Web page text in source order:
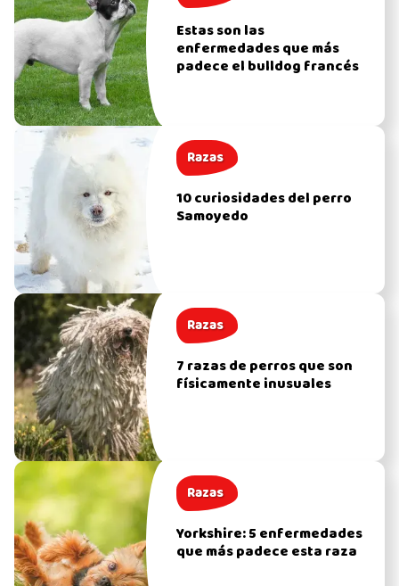
Estas son las
enfermedades que más
padece el bulldog francés
Razas
10 curiosidades del perro
Samoyedo
Razas
7 razas de perros que son
físicamente inusuales
Razas
Yorkshire: 5 enfermedades
que más padece esta raza